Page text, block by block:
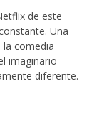
de este
Una
la comedia
imaginario
diferente.